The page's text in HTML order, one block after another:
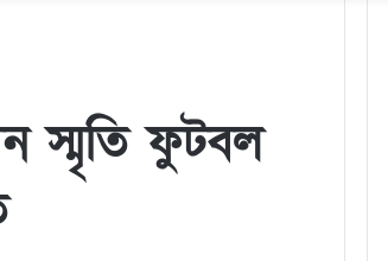
স্মৃতি ফুটবল